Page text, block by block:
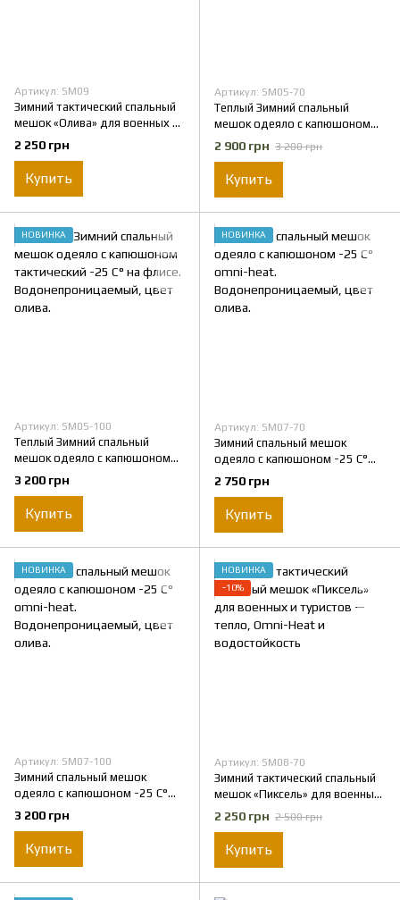
Артикул: SM09
Зимний тактический спальный
мешок «Олива» для военных и
туристов — тепло,
водостойкость и
компактность
2 250 грн
Купить
Артикул: SM05-70
Теплый Зимний спальный
мешок одеяло с капюшоном
тактический -25 C° на флисе.
Водонепроницаемый, цвет
олива.
2 900 грн 3 200 грн
Купить
НОВИНКА
Артикул: SM05-100
Теплый Зимний спальный
мешок одеяло с капюшоном
тактический -25 C° на флисе.
Водонепроницаемый, цвет
олива.
3 200 грн
Купить
НОВИНКА
Артикул: SM07-70
Зимний спальный мешок
одеяло с капюшоном -25 C°
omni-heat.
Водонепроницаемый, цвет
олива.
2 750 грн
Купить
НОВИНКА
Артикул: SM07-100
Зимний спальный мешок
одеяло с капюшоном -25 C°
omni-heat.
Водонепроницаемый, цвет
олива.
3 200 грн
Купить
НОВИНКА
−10%
Артикул: SM08-70
Зимний тактический спальный
мешок «Пиксель» для военных
и туристов — тепло, Omni-Heat
и водостойкость
2 250 грн 2 500 грн
Купить